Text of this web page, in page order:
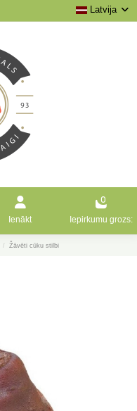
Latvija
Ienākt
0
Iepirkumu grozs:
Žāvēti cūku stilbi